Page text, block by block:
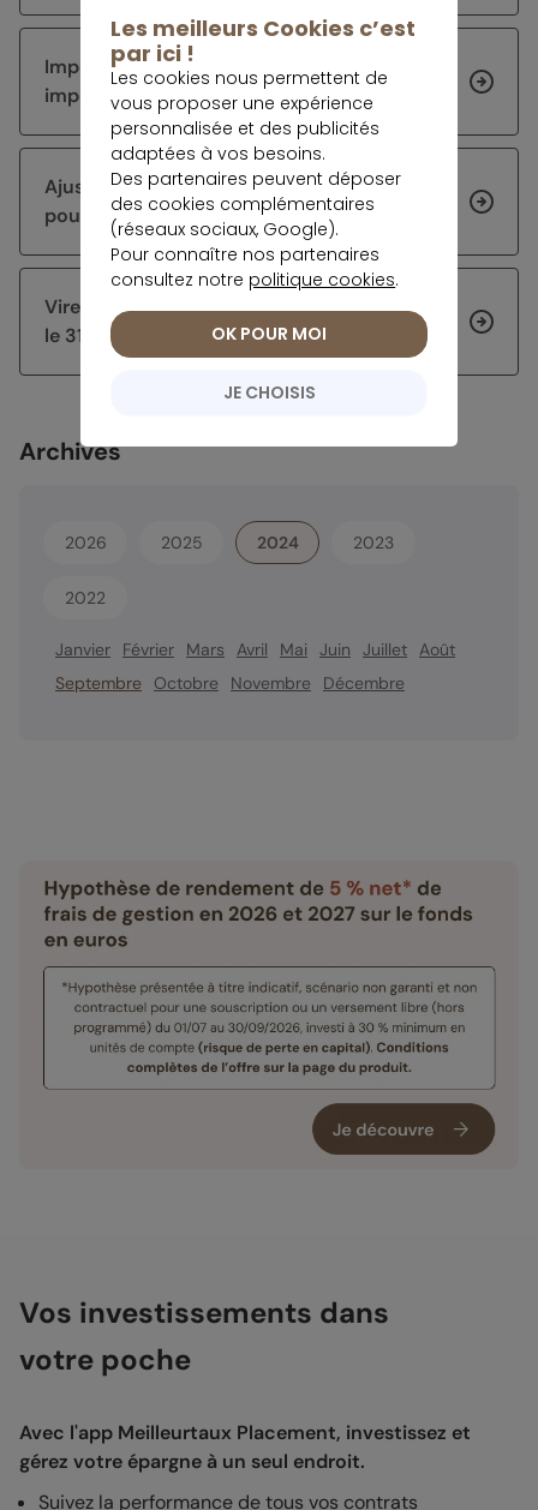
Impôts 2026 : corriger sa déclaration sur
impots.gouv.fr
Ajuster sa stratégie d’épargne après 60 ans
pour sécuriser et faire fructifier son capital
Virement DGFiP : pourquoi certains arrivent
le 31 juillet
Archives
2026 2025 2024 2023
2022
Janvier Février Mars Avril Mai Juin Juillet Août
Septembre
Octobre Novembre Décembre
Vos investissements dans
votre poche
Avec l'app Meilleurtaux Placement, investissez et
gérez votre épargne à un seul endroit.
Suivez la performance de tous vos contrats
Les meilleurs Cookies c’est
par ici !
Les cookies nous permettent de
vous proposer une expérience
personnalisée et des publicités
adaptées à vos besoins.
Des partenaires peuvent déposer
des cookies complémentaires
(réseaux sociaux, Google).
Pour connaître nos partenaires
consultez notre politique cookies.
JE CHOISIS
OK POUR MOI